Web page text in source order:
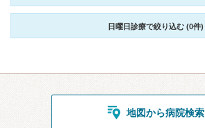
日曜日診療で絞り込む (0件)
地図から病院検索